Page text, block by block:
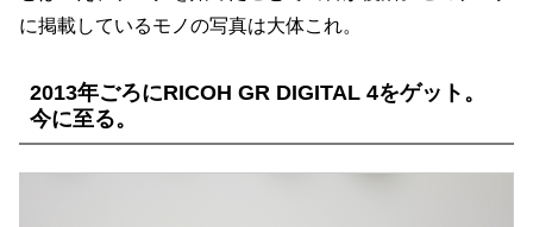
に掲載しているモノの写真は大体これ。
2013年ごろにRICOH GR DIGITAL 4をゲット。
今に至る。